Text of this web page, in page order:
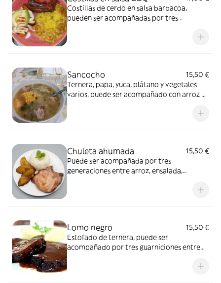
Costillas de cerdo en salsa barbacoa,
pueden ser acompañadas por tres
Sancocho
15,50 €
Ternera, papa, yuca, plátano y vegetales
varios, puede ser acompañado con arroz o
Chuleta ahumada
15,50 €
Puede ser acompañada por tres
generaciones entre arroz, ensalada,
Lomo negro
15,50 €
Estofado de ternera, puede ser
acompañado por tres guarniciones entre